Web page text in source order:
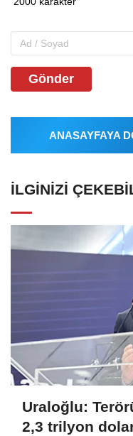
Gönder
ANASAYFAYA
İLGINIZI
Uraloğlu:
2,3 trilyon